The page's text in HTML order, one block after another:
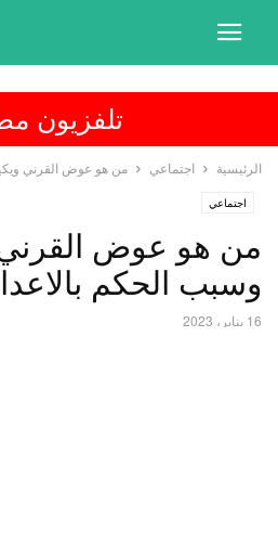
تلفزيون
الرئيسية اجتماعي من هو عوض القرني
اجتماعي
من هو عوض القرني
وسبب الحكم
16 يناير، 2023